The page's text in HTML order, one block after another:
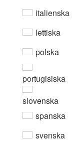
italienska
lettiska
polska
portugisiska
slovenska
spanska
svenska